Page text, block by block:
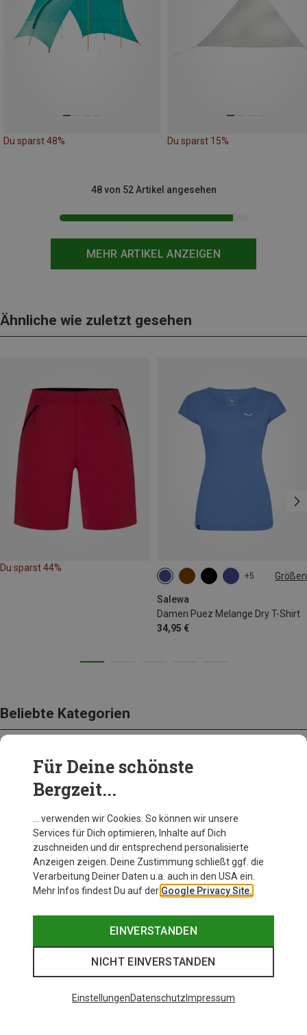
Du sparst 48% Du sparst 15%
MEHR ARTIKEL ANZEIGEN
48 von 52 Artikel angesehen
Ähnliche wie zuletzt gesehen
Du sparst 44%
+5 Größen
Salewa
Damen Puez Melange Dry T-Shirt
34,95 €
XS S M
Beliebte Kategorien
BEKLEIDUNG
Für Deine schönste
Bergzeit...
… verwenden wir Cookies. So können wir unsere
Services für Dich optimieren, Inhalte auf Dich
zuschneiden und dir entsprechend personalisierte
Anzeigen zeigen. Deine Zustimmung schließt ggf. die
Verarbeitung Deiner Daten u.a. auch in den USA ein.
Mehr Infos findest Du auf der Google Privacy Site.
EINVERSTANDEN
NICHT EINVERSTANDEN
EinstellungenDatenschutz Impressum